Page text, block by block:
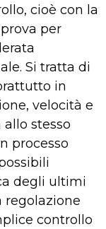
cioè con la
per
Si tratta di
in
velocità e
stesso
processo
degli ultimi
regolazione
controllo